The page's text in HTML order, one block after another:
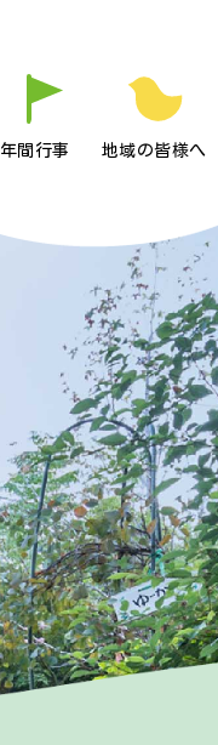
年間行事 地域の皆様へ